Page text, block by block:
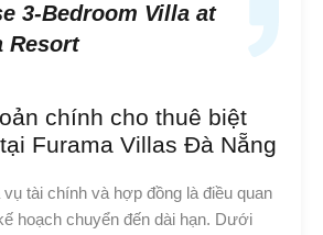
3-Bedroom Villa at
Resort
chính cho thuê biệt
Furama Villas Đà Nẵng
tài chính và hợp đồng là điều quan
hoạch chuyển đến dài hạn. Dưới